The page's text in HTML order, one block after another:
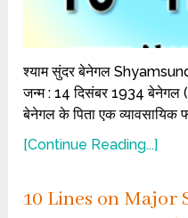
श्याम सुंदर बेनेगल
जन्म : 14 दिसंबर 1934 बेनेगल
बेनेगल के पिता एक व्यावसायिक
[Continue Reading...]
10 Lines on Major